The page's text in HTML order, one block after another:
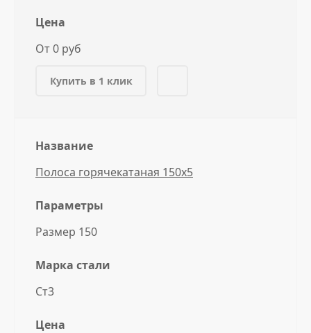
Цена
От 0 руб
Купить в 1 клик
Название
Полоса горячекатаная 150x5
Параметры
Размер 150
Марка стали
Ст3
Цена